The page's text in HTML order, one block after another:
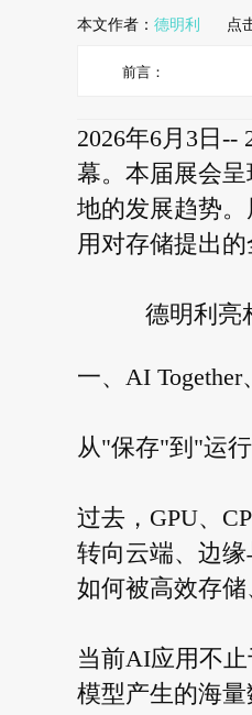
本文作者： 德明利 点击
前言：
2026年6月3日--
幕。本届展会
地的发展趋势
用对存储提出的
德明利亮
一、AI Together
从"保存"到"运
过去，GPU、
转向云端、边
如何被高效存储
当前AI应用不
模型产生的海